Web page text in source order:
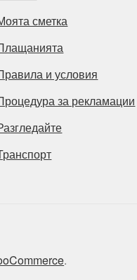
сметка
и условия
за рекламации
.